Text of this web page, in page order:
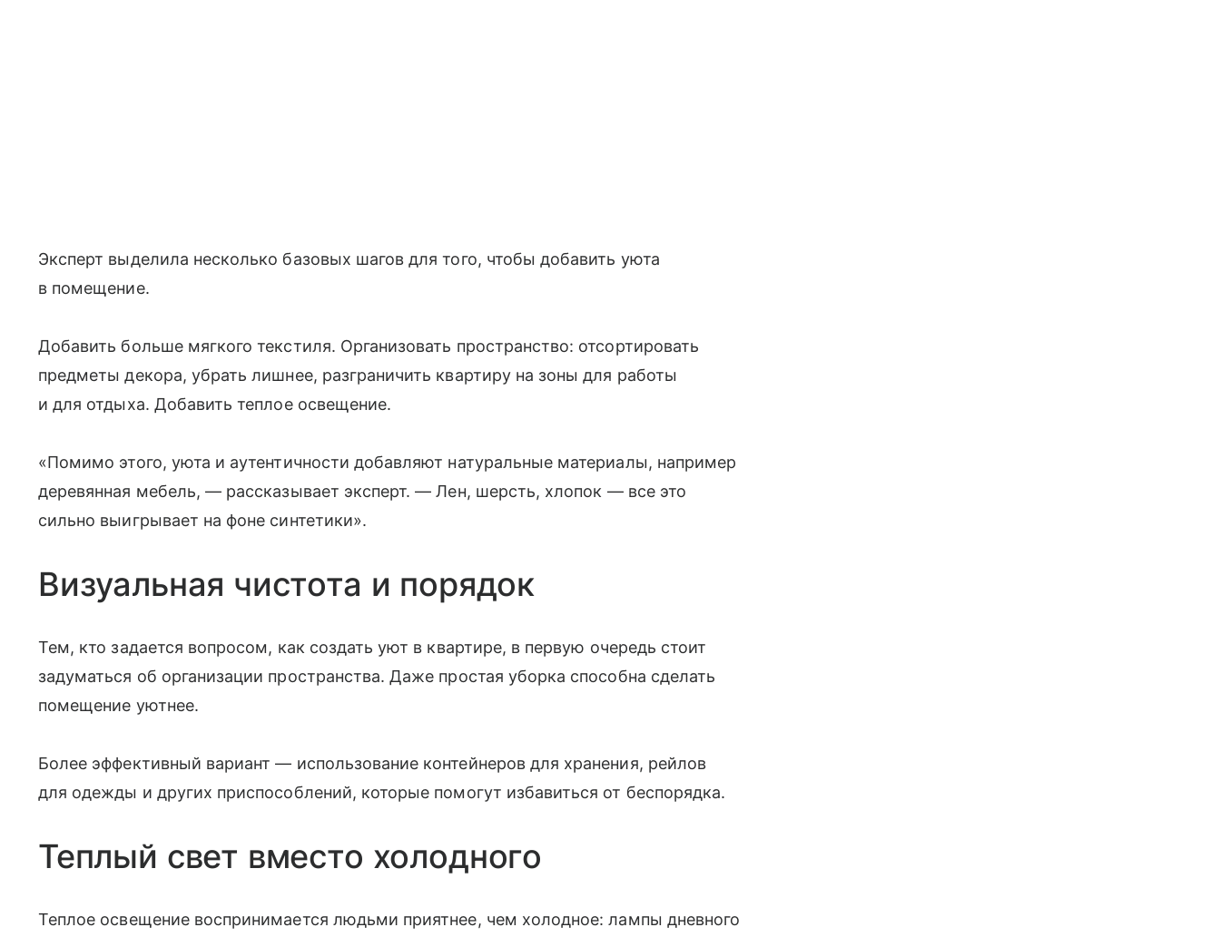
Эксперт выделила несколько базовых шагов для того, чтобы добавить уюта
в помещение.
Добавить больше мягкого текстиля. Организовать пространство: отсортировать
предметы декора, убрать лишнее, разграничить квартиру на зоны для работы
и для отдыха. Добавить теплое освещение.
«Помимо этого, уюта и аутентичности добавляют натуральные материалы, например
деревянная мебель, — рассказывает эксперт. — Лен, шерсть, хлопок — все это
сильно выигрывает на фоне синтетики».
Визуальная чистота и порядок
Тем, кто задается вопросом, как создать уют в квартире, в первую очередь стоит
задуматься об организации пространства. Даже простая уборка способна сделать
помещение уютнее.
Более эффективный вариант — использование контейнеров для хранения, рейлов
для одежды и других приспособлений, которые помогут избавиться от беспорядка.
Теплый свет вместо холодного
Теплое освещение воспринимается людьми приятнее, чем холодное: лампы дневного